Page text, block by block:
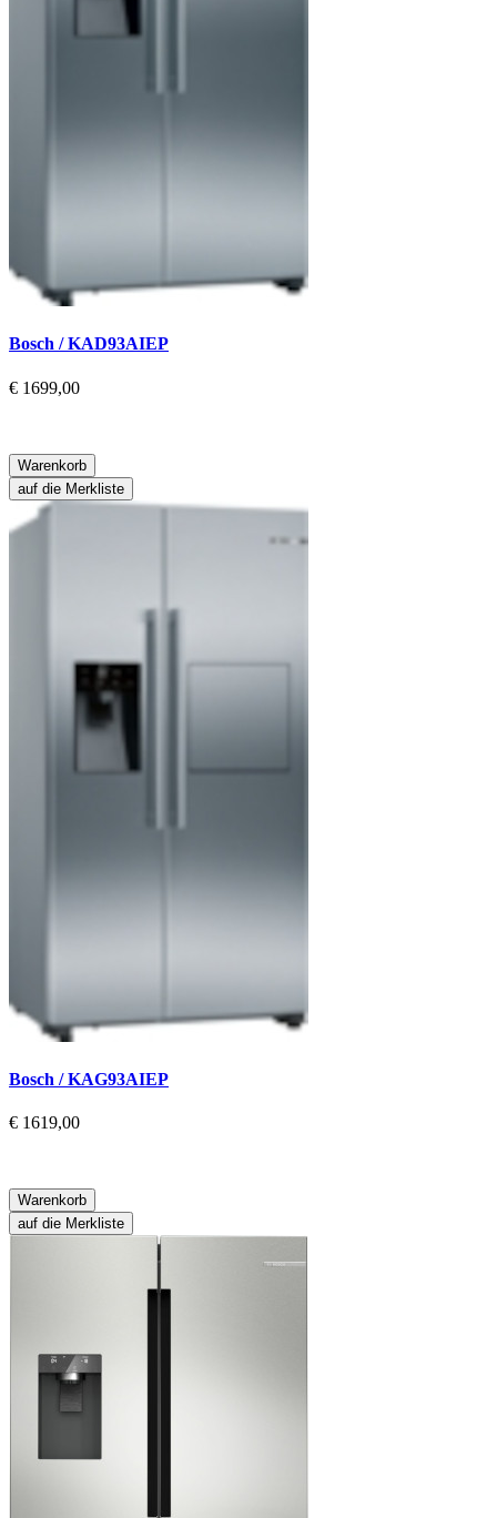
Bosch / KAD93AIEP
€ 1699,00
Warenkorb
auf die Merkliste
Bosch / KAG93AIEP
€ 1619,00
Warenkorb
auf die Merkliste